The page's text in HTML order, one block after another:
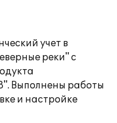
учет в
реки" с
Выполнены работы
и настройке